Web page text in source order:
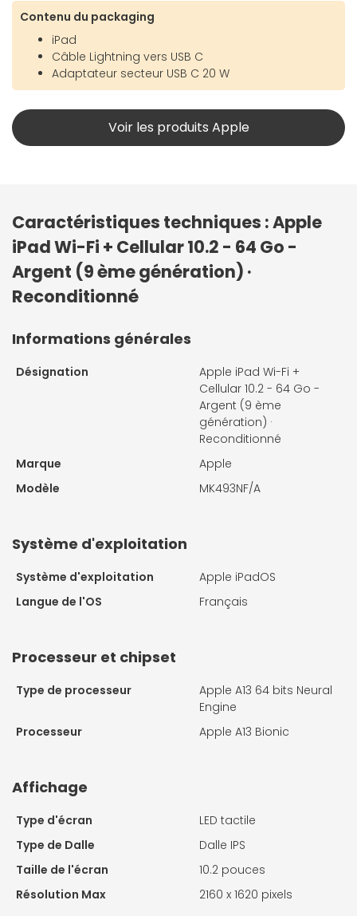
Contenu du packaging
iPad
Câble Lightning vers USB C
Adaptateur secteur USB C 20 W
Voir les produits Apple
Caractéristiques techniques : Apple
iPad Wi-Fi + Cellular 10.2 - 64 Go -
Argent (9 ème génération) ·
Reconditionné
Informations générales
Désignation
Apple iPad Wi-Fi +
Cellular 10.2 - 64 Go -
Argent (9 ème
génération) ·
Reconditionné
Marque
Apple
Modèle
MK493NF/A
Système d'exploitation
Système d'exploitation
Apple iPadOS
Langue de l'OS
Français
Processeur et chipset
Type de processeur
Apple A13 64 bits Neural
Engine
Processeur
Apple A13 Bionic
Affichage
Type d'écran
LED tactile
Type de Dalle
Dalle IPS
Taille de l'écran
10.2 pouces
Résolution Max
2160 x 1620 pixels